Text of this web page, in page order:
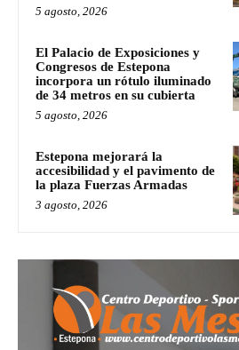
5 agosto, 2026
El Palacio de Exposiciones y
Congresos de Estepona
incorpora un rótulo iluminado
de 34 metros en su cubierta
5 agosto, 2026
Estepona mejorará la
accesibilidad y el pavimento de
la plaza Fuerzas Armadas
3 agosto, 2026